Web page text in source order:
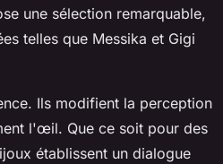
une sélection remarquable,
telles que Messika et Gigi
Ils modifient la perception
l'œil. Que ce soit pour des
établissent un dialogue